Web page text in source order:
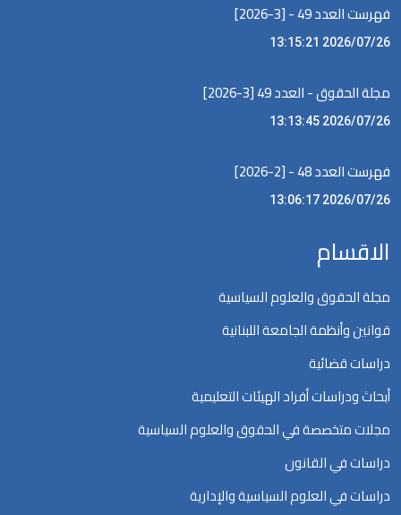
فهرست العدد 49 - [3-2026]
2026/07/26 13:15:21
مجلة الحقوق - العدد 49 [3-2026]
2026/07/26 13:13:45
فهرست العدد 48 - [2-2026]
2026/07/26 13:06:17
الاقسام
مجلة الحقوق والعلوم السياسية
قوانين وأنظمة الجامعة اللبنانية
دراسات قضائية
أبحاث ودراسات أفراد الهيئات التعليمية
مجلات متخصصة في الحقوق والعلوم السياسية
دراسات في القانون
دراسات في العلوم السياسية والإدارية